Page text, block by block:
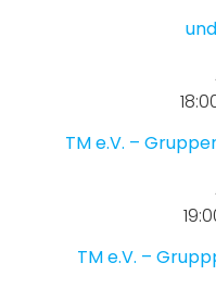
TM e.V. –
TM e.V. –